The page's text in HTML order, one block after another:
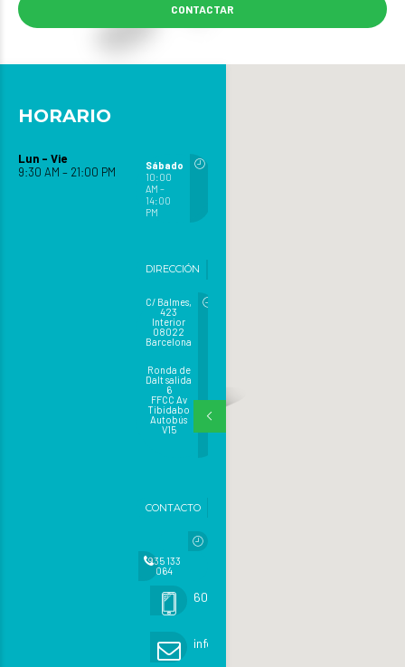
CONTACTAR
HORARIO
Lun – Vie
9:30 AM – 21:00 PM
Sábado
10:00
AM –
14:00
PM
DIRECCIÓN
C/ Balmes,
423
Interior
08022
Barcelona
Ronda de
Dalt salida
6
FFCC Av
Tibidabo
Autobús
V15
CONTACTO
935 133
064
605 482 471 (urgencias)
info@exoticsveterinaria.com